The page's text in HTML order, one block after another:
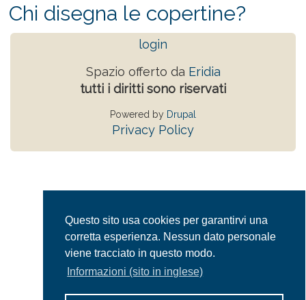
Questo sito usa cookies per garantirvi una
corretta esperienza. Nessun dato personale
viene tracciato in questo modo.
Informazioni (sito in inglese)
Chi disegna le copertine?
login
Spazio offerto da Eridia
tutti i diritti sono riservati
Powered by Drupal
Privacy Policy